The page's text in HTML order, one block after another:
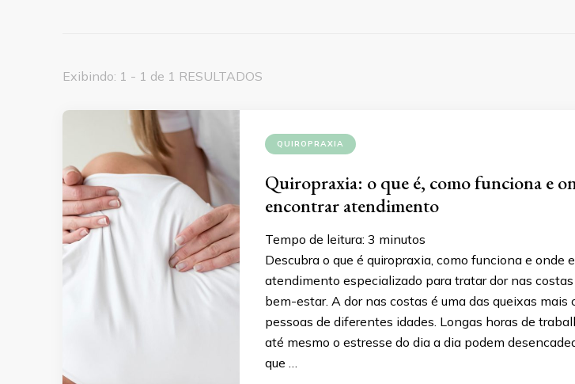
Exibindo: 1 - 1 de 1 RESULTADOS
QUIROPRAXIA
Quiropraxia: o que é, como funciona e
encontrar atendimento
Tempo de leitura: 3 minutos
Descubra o que é quiropraxia, como funciona e onde
atendimento especializado para tratar dor nas
bem-estar. A dor nas costas é uma das queixas mais
pessoas de diferentes idades. Longas horas de
até mesmo o estresse do dia a dia podem
que …